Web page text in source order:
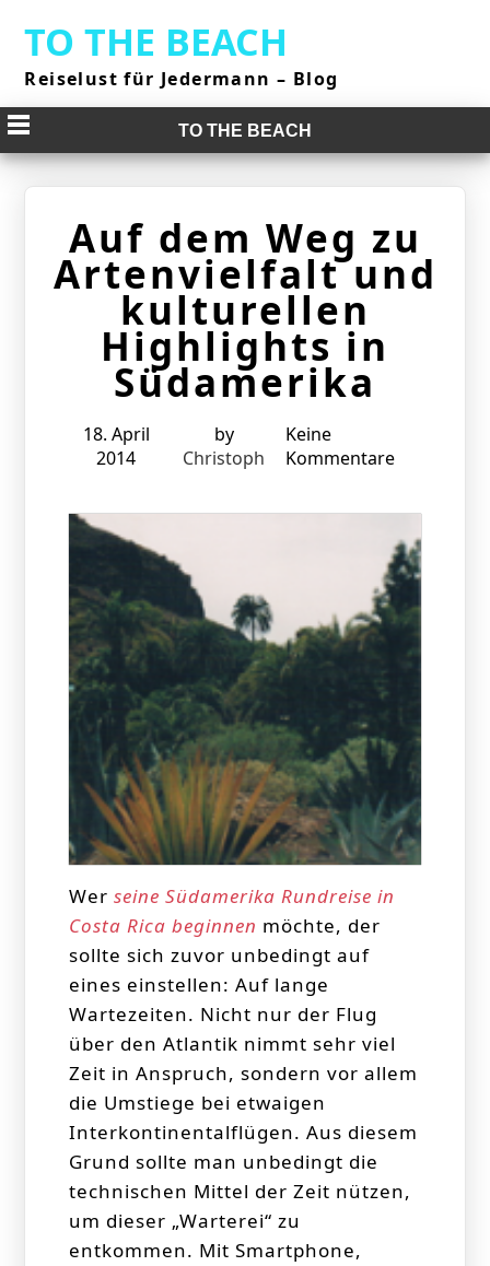
content
TO THE BEACH
Reiselust für Jedermann – Blog
TO THE BEACH
Auf dem Weg zu
Artenvielfalt und
kulturellen
Highlights in
Südamerika
18. April
2014
by
Christoph
Keine
Kommentare
Werseine Südamerika Rundreise in
Costa Rica beginnen möchte, der
sollte sich zuvor unbedingt auf
eines einstellen: Auf lange
Wartezeiten. Nicht nur der Flug
über den Atlantik nimmt sehr viel
Zeit in Anspruch, sondern vor allem
die Umstiege bei etwaigen
Interkontinentalflügen. Aus diesem
Grund sollte man unbedingt die
technischen Mittel der Zeit nützen,
um dieser „Warterei“ zu
entkommen. Mit Smartphone,